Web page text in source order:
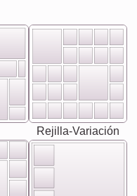
Rejilla-Variación